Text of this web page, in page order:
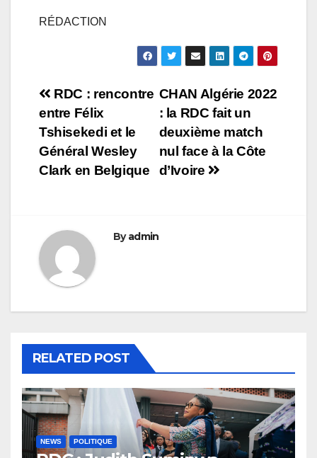
RÉDACTION
Navigation
de
l’article
CHAN Algérie 2022
: la RDC fait un
deuxième match
nul face à la Côte
d’Ivoire
RDC : rencontre
entre Félix
Tshisekedi et le
Général Wesley
Clark en Belgique
Byadmin
RELATED POST
NEWS POLITIQUE